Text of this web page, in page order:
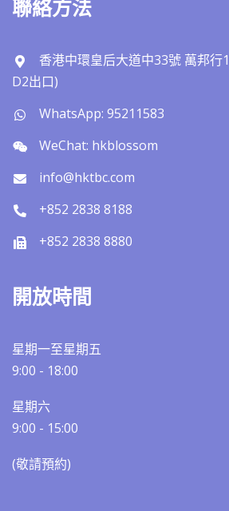
聯絡方法
香港中環皇后大道中33號 萬邦行
D2出口)
WhatsApp: 95211583
WeChat: hkblossom
info@hktbc.com
+852 2838 8188
+852 2838 8880
開放時間
星期一至星期五
9:00 - 18:00
星期六
9:00 - 15:00
(敬請預約)​​